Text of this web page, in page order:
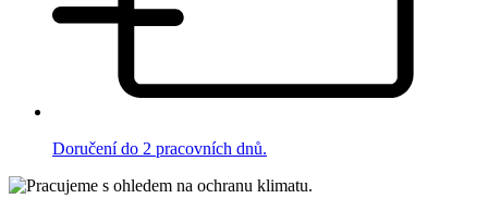
Doručení do 2 pracovních dnů.